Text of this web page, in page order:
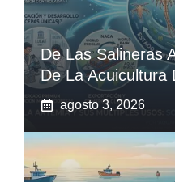
De Las Salineras
De La Acuicultura
agosto 3, 2026